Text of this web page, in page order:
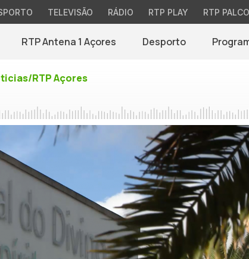
TELEVISÃO RÁDIO RTP PLAY RTP PALCO
RTP Antena 1 Açores Desporto
RTP Açores